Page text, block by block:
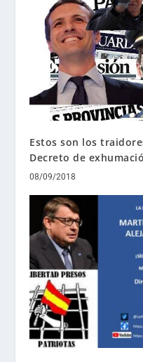
Estos son los
Decreto de
08/09/2018